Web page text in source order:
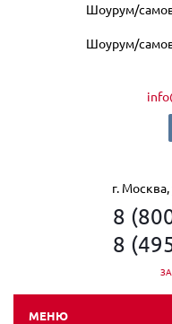
Шоурум/
Шоурум/
г.
8
8
МЕНЮ